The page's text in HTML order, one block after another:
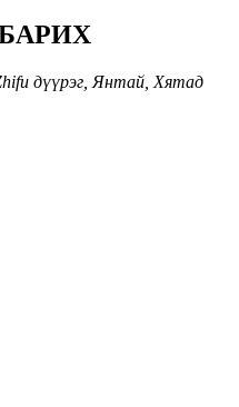
дүүрэг, Янтай, Хятад